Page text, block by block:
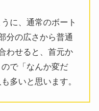
に、通常のボート
分の広さから普通
わせると、首元か
で「なんか変だ
多いと思います。